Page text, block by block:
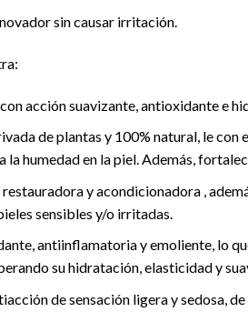
sin causar irritación.
acción suavizante, antioxidante e
de plantas y 100% natural, le
la humedad en la piel. Además,
restauradora y acondicionadora ,
sensibles y/o irritadas.
antiinflamatoria y emoliente, lo
su hidratación, elasticidad y
de sensación ligera y sedosa,